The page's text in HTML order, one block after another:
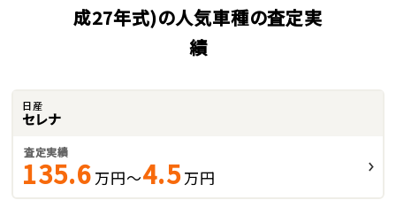
成27年式)の人気車種の査定実
績
日産
セレナ
査定実績
135.6 万円～4.5万円